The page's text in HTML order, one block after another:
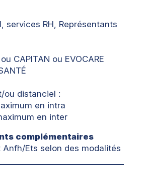
services RH, Représentants
CAPITAN ou EVOCARE
ou distanciel :
en intra
en inter
complémentaires
Ets selon des modalités